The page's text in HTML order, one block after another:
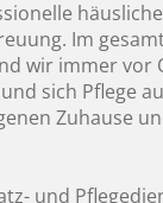
Im
wir immer vor
sich Pflege
Zuhause
und